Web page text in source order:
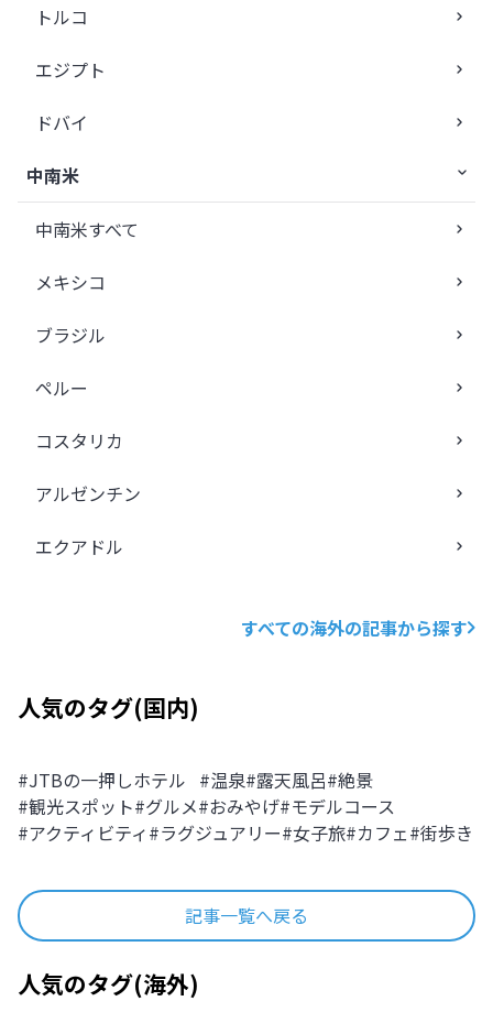
トルコ
エジプト
ドバイ
中南米
中南米すべて
メキシコ
ブラジル
ペルー
コスタリカ
アルゼンチン
エクアドル
すべての海外の記事から探す
人気のタグ(国内)
#JTBの一押しホテル #温泉#露天風呂#絶景
#観光スポット#グルメ#おみやげ#モデルコース
#アクティビティ#ラグジュアリー#女子旅#カフェ#街歩き
記事一覧へ戻る
人気のタグ(海外)